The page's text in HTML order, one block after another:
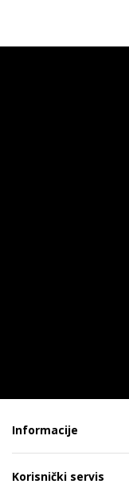
Informacije
Korisnički servis